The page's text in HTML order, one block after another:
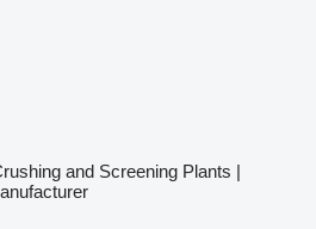
and Screening Plants |